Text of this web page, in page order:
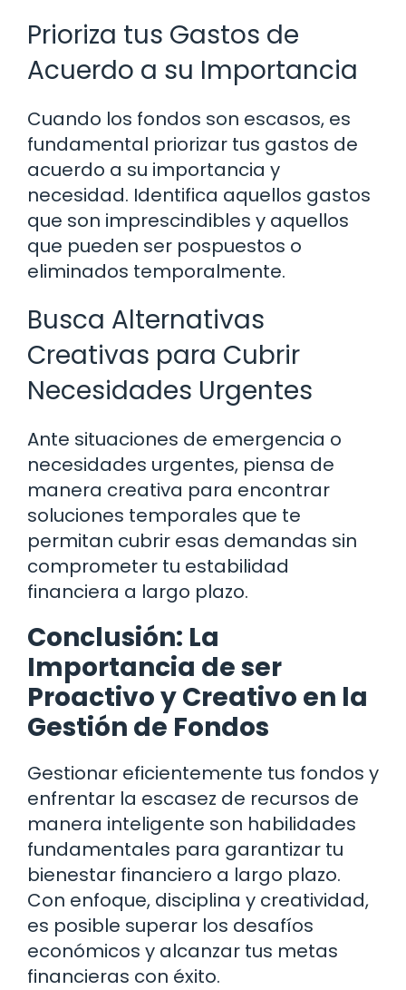
Prioriza tus Gastos de
Acuerdo a su Importancia
Cuando los fondos son escasos, es
fundamental priorizar tus gastos de
acuerdo a su importancia y
necesidad. Identifica aquellos gastos
que son imprescindibles y aquellos
que pueden ser pospuestos o
eliminados temporalmente.
Busca Alternativas
Creativas para Cubrir
Necesidades Urgentes
Ante situaciones de emergencia o
necesidades urgentes, piensa de
manera creativa para encontrar
soluciones temporales que te
permitan cubrir esas demandas sin
comprometer tu estabilidad
financiera a largo plazo.
Conclusión: La
Importancia de ser
Proactivo y Creativo en la
Gestión de Fondos
Gestionar eficientemente tus fondos y
enfrentar la escasez de recursos de
manera inteligente son habilidades
fundamentales para garantizar tu
bienestar financiero a largo plazo.
Con enfoque, disciplina y creatividad,
es posible superar los desafíos
económicos y alcanzar tus metas
financieras con éxito.